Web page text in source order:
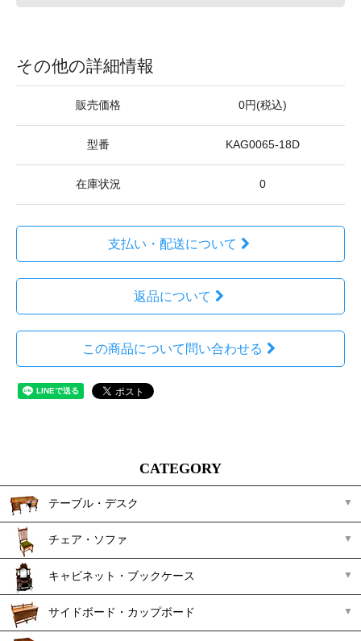
その他の詳細情報
販売価格 0円(税込)
型番 KAG0065-18D
在庫状況 0
支払い・配送について
返品について
この商品について問い合わせる
CATEGORY
テーブル・デスク
チェア・ソファ
キャビネット・ブックケース
サイドボード・カップボード